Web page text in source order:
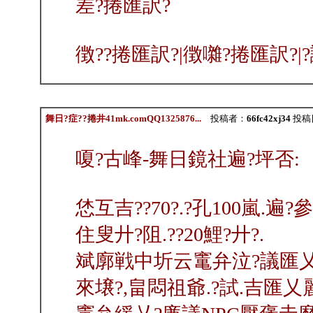
差?捲匯訳?
徴??捲匯訳?|徴囃?捲匯訳
舞日?症??捲井41mk.comQQ1325876...投稿者： 66fc42xj34投稿
嗄?古峰-舞日鏡社遍?坪否:
恷互吉??70?.?孔100嵐.遍?
住叟廾?阻.??20鯉?廾?.
斌廓戦中圻云竃弁泣?議匯
來壌?,畠悶祖爺.?試.吉匯乂